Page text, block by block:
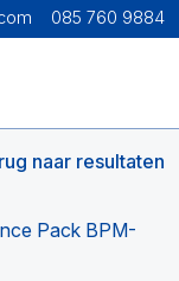
085 760 9884
naar resultaten
Pack BPM-